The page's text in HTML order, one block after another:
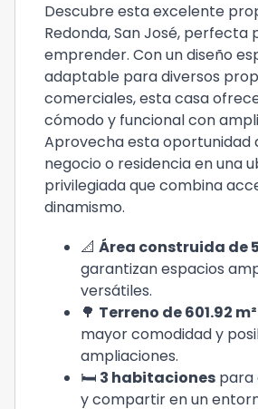
Descubre esta excelente
Redonda, San José, perfecta
emprender. Con un diseño
adaptable para diversos
comerciales, esta casa
cómodo y funcional con
Aprovecha esta oportunidad
negocio o residencia en una
privilegiada que combina
dinamismo.
📐 Área construida de
garantizan espacios
versátiles.
🌳 Terreno de 601.92 m²
mayor comodidad y
ampliaciones.
🛏️ 3 habitaciones para
y compartir en un